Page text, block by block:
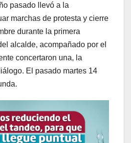
pasado llevó a la
marchas de protesta y cierre
durante la primera
alcalde, acompañado por el
concertaron una, la
El pasado martes 14